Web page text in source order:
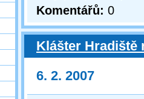
Komentářů: 0
Klášter Hradiště
6. 2. 2007